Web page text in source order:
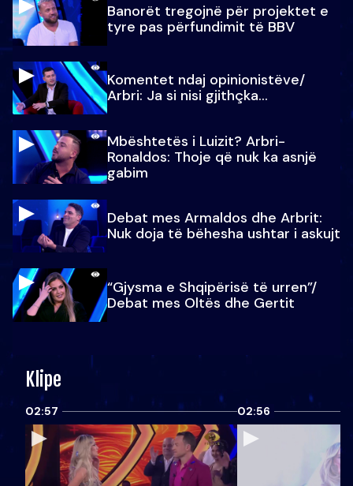
Banorët tregojnë për projektet e
tyre pas përfundimit të BBV
Komentet ndaj opinionistëve/
Arbri: Ja si nisi gjithçka…
Mbështetës i Luizit? Arbri-
Ronaldos: Thoje që nuk ka asnjë
gabim
Debat mes Armaldos dhe Arbrit:
Nuk doja të bëhesha ushtar i askujt
“Gjysma e Shqipërisë të urren”/
Debat mes Oltës dhe Gertit
Klipe
02:57 02:56